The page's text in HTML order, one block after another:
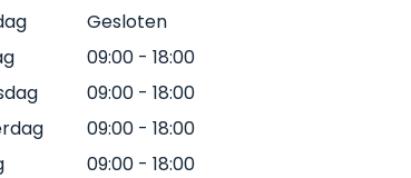
Gesloten
09:00 - 18:00
09:00 - 18:00
09:00 - 18:00
09:00 - 18:00